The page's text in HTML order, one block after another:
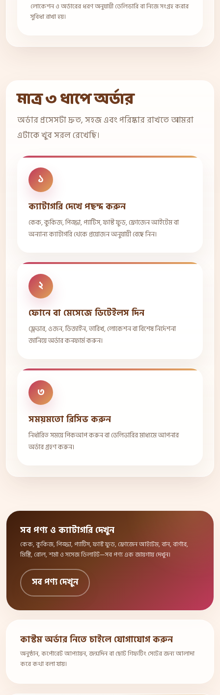
লোকেশন ও অর্ডারের ধরণ অনুযায়ী ডেলিভারি বা নিজে সংগ্রহ করার
সুবিধা রাখা হয়।
মাত্র ৩ ধাপে অর্ডার
অর্ডার প্রসেসটা দ্রুত, সহজ এবং পরিষ্কার রাখতে আমরা
এটাকে খুব সরল রেখেছি।
১
ক্যাটাগরি দেখে পছন্দ করুন
কেক, কুকিজ, পিজ্জা, প্যাটিস, ফাস্ট ফুড, ফ্রোজেন আইটেম বা
অন্যান্য ক্যাটাগরি থেকে প্রয়োজন অনুযায়ী বেছে নিন।
২
ফোনে বা মেসেজে ডিটেইলস দিন
ফ্লেভার, ওজন, ডিজাইন, তারিখ, লোকেশন বা বিশেষ নির্দেশনা
জানিয়ে অর্ডার কনফার্ম করুন।
৩
সময়মতো রিসিভ করুন
নির্ধারিত সময়ে পিকআপ করুন বা ডেলিভারির মাধ্যমে আপনার
অর্ডার গ্রহণ করুন।
সব পণ্য ও ক্যাটাগরি দেখুন
কেক, কুকিজ, পিজ্জা, প্যাটিস, ফাস্ট ফুড, ফ্রোজেন আইটেম, বান, বার্গার,
মিষ্টি, রোল, শর্মা ও সসেজ ডিলাইট—সব পণ্য এক জায়গায় দেখুন।
সব পণ্য দেখুন
কাস্টম অর্ডার নিতে চাইলে যোগাযোগ করুন
অনুষ্ঠান, কর্পোরেট আপ্যায়ন, জন্মদিন বা ছোট গিফটিং সেটের জন্য আলাদা
করে কথা বলা যায়।